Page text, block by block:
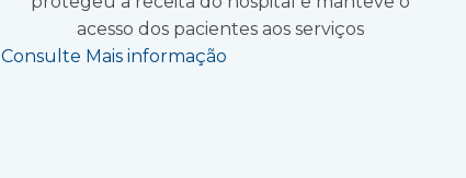
acesso dos pacientes aos serviços
Consulte Mais informação